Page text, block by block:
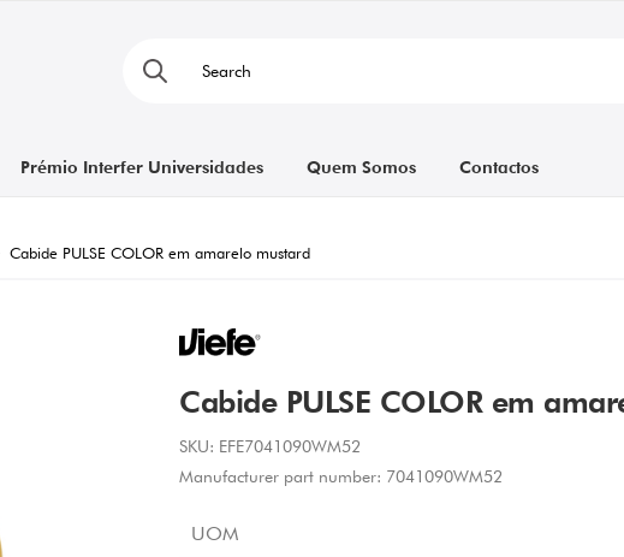
Prémio Interfer Universidades Quem Somos Contactos
Cabide PULSE COLOR em amarelo mustard
Cabide PULSE COLOR em
SKU: EFE7041090WM52
Manufacturer part number: 7041090WM52
UOM